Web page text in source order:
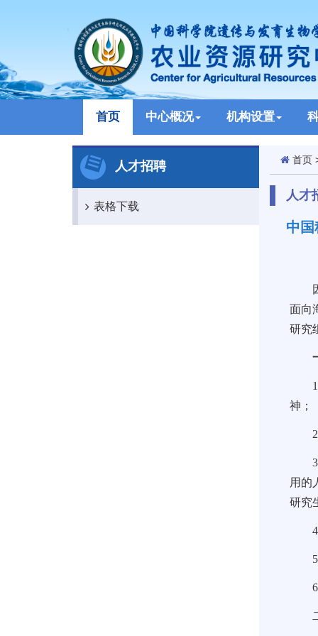
首页 中心概况 机构设置
人才招聘
表格下载
首页
人才
中
因
面向
研究
1
神；
2
3
用的
研究
4
5
6